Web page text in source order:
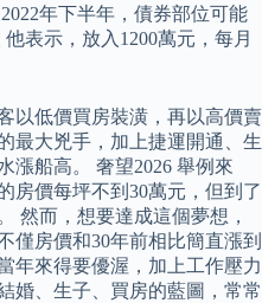
年下半年，債券部位可能
表示，放入1200萬元，每月
以低價買房裝潢，再以高價賣
最大兇手，加上捷運開通、生
漲船高。 奢望2026 舉例來
房價每坪不到30萬元，但到了
然而，想要達成這個夢想，
僅房價和30年前相比簡直漲到
年來得要優渥，加上工作壓力
婚、生子、買房的藍圖，常常